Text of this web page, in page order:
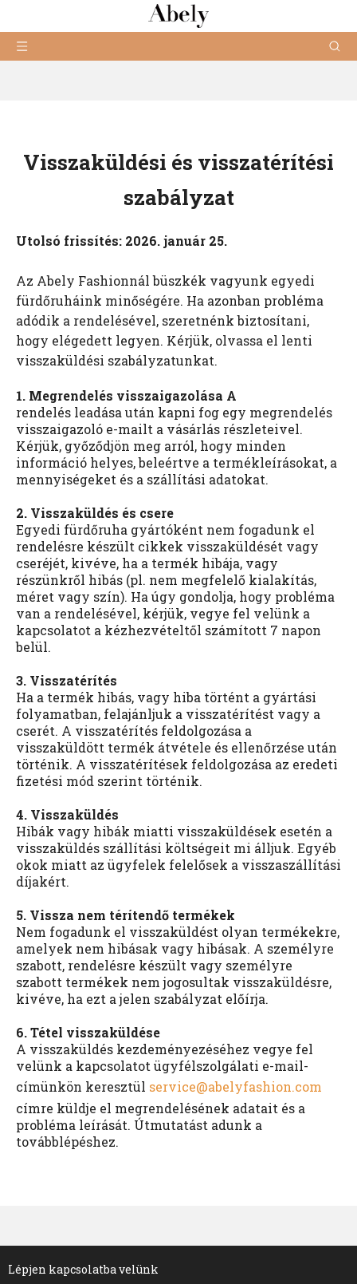
Visszaküldési és visszatérítési
szabályzat
Utolsó frissítés: 2026. január 25.
Az Abely Fashionnál büszkék vagyunk egyedi
fürdőruháink minőségére. Ha azonban probléma
adódik a rendelésével, szeretnénk biztosítani,
hogy elégedett legyen. Kérjük, olvassa el lenti
visszaküldési szabályzatunkat.
1. Megrendelés visszaigazolása A
rendelés leadása után kapni fog egy megrendelés
visszaigazoló e-mailt a vásárlás részleteivel.
Kérjük, győződjön meg arról, hogy minden
információ helyes, beleértve a termékleírásokat, a
mennyiségeket és a szállítási adatokat.
2. Visszaküldés és csere
Egyedi fürdőruha gyártóként nem fogadunk el
rendelésre készült cikkek visszaküldését vagy
cseréjét, kivéve, ha a termék hibája, vagy
részünkről hibás (pl. nem megfelelő kialakítás,
méret vagy szín). Ha úgy gondolja, hogy probléma
van a rendelésével, kérjük, vegye fel velünk a
kapcsolatot a kézhezvételtől számított 7 napon
belül.
3. Visszatérítés
Ha a termék hibás, vagy hiba történt a gyártási
folyamatban, felajánljuk a visszatérítést vagy a
cserét. A visszatérítés feldolgozása a
visszaküldött termék átvétele és ellenőrzése után
történik. A visszatérítések feldolgozása az eredeti
fizetési mód szerint történik.
4. Visszaküldés
Hibák vagy hibák miatti visszaküldések esetén a
visszaküldés szállítási költségeit mi álljuk. Egyéb
okok miatt az ügyfelek felelősek a visszaszállítási
díjakért.
5. Vissza nem térítendő termékek
Nem fogadunk el visszaküldést olyan termékekre,
amelyek nem hibásak vagy hibásak. A személyre
szabott, rendelésre készült vagy személyre
szabott termékek nem jogosultak visszaküldésre,
kivéve, ha ezt a jelen szabályzat előírja.
6. Tétel visszaküldése
A visszaküldés kezdeményezéséhez vegye fel
velünk a kapcsolatot ügyfélszolgálati e-mail-
címünkön keresztül service@abelyfashion.com
címre küldje el megrendelésének adatait és a
probléma leírását. Útmutatást adunk a
továbblépéshez.
Lépjen kapcsolatba velünk